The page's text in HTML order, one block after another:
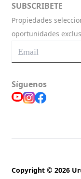
SUBSCRIBETE
Propiedades
oportunidades
Síguenos
Copyright © 2026